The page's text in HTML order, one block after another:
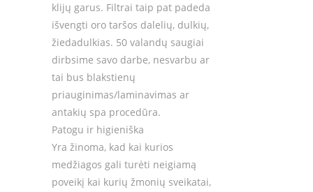
klijų garus. Filtrai taip pat padeda
išvengti oro taršos dalelių, dulkių,
žiedadulkias. 50 valandų saugiai
dirbsime savo darbe, nesvarbu ar
tai bus blakstienų
priauginimas/laminavimas ar
antakių spa procedūra.
Patogu ir higieniška
Yra žinoma, kad kai kurios
medžiagos gali turėti neigiamą
poveikį kai kurių žmonių sveikatai,